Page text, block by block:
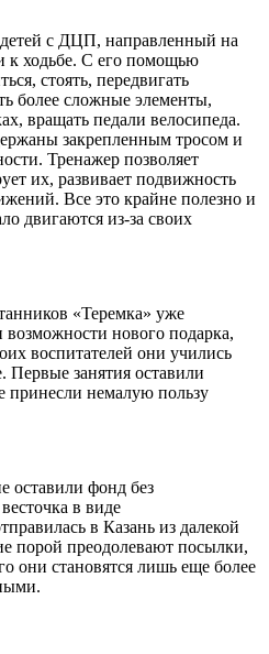
с ДЦП, направленный на
к ходьбе. С его помощью
стоять, передвигать
более сложные элементы,
вращать педали велосипеда.
закрепленным тросом и
Тренажер позволяет
их, развивает подвижность
Все это крайне полезно и
двигаются из-за своих
«Теремка» уже
возможности нового подарка,
воспитателей они учились
Первые занятия оставили
принесли немалую пользу
оставили фонд без
в виде
в Казань из далекой
порой преодолевают посылки,
они становятся лишь еще более